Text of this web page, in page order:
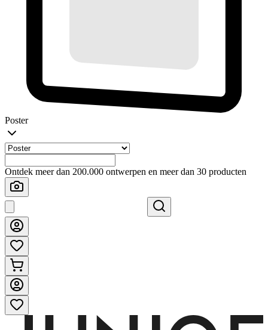
Poster
Ontdek meer dan 200.000 ontwerpen en meer dan 30 producten